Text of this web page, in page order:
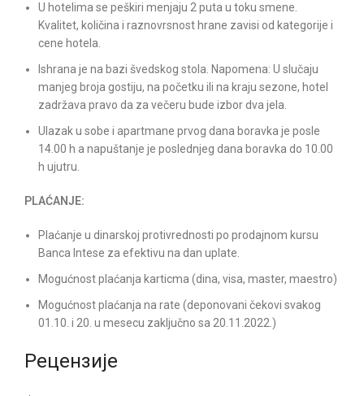
U hotelima se peškiri menjaju 2 puta u toku smene.
Kvalitet, količina i raznovrsnost hrane zavisi od kategorije i
cene hotela.
Ishrana je na bazi švedskog stola. Napomena: U slučaju
manjeg broja gostiju, na početku ili na kraju sezone, hotel
zadržava pravo da za večeru bude izbor dva jela.
Ulazak u sobe i apartmane prvog dana boravka je posle
14.00 h a napuštanje je poslednjeg dana boravka do 10.00
h ujutru.
PLAĆANJE:
Plaćanje u dinarskoj protivrednosti po prodajnom kursu
Banca Intese za efektivu na dan uplate.
Mogućnost plaćanja karticma (dina, visa, master, maestro)
Mogućnost plaćanja na rate (deponovani čekovi svakog
01.10. i 20. u mesecu zaključno sa 20.11.2022.)
Рецензије